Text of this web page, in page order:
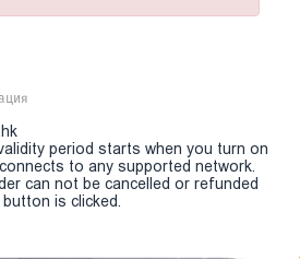
period starts when you turn on
to any supported network.
can not be cancelled or refunded
is clicked.